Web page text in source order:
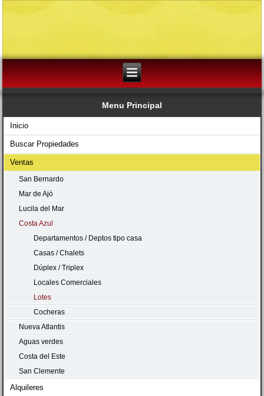
Menu Principal
Inicio
Buscar Propiedades
Ventas
San Bernardo
Mar de Ajó
Lucila del Mar
Costa Azul
Departamentos / Deptos tipo casa
Casas / Chalets
Dúplex / Triplex
Locales Comerciales
Lotes
Cocheras
Nueva Atlantis
Aguas verdes
Costa del Este
San Clemente
Alquileres